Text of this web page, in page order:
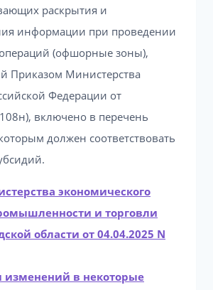
раскрытия и
информации при проведении
(офшорные зоны),
Приказом Министерства
Федерации от
включено в перечень
должен соответствовать
экономического
и торговли
области от 04.04.2025 N
изменений в некоторые